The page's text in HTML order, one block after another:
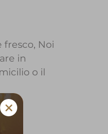
fresco, Noi
in
o il